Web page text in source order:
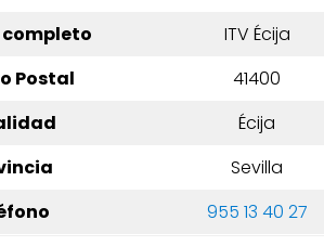
completo
ITV Écija
Postal
41400
Écija
Sevilla
955 13 40 27